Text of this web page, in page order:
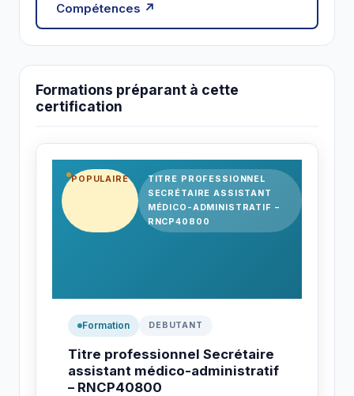
Compétences ↗
Formations préparant à cette
certification
POPULAIRE
TITRE PROFESSIONNEL
SECRÉTAIRE ASSISTANT
MÉDICO-ADMINISTRATIF –
RNCP40800
Formation DEBUTANT
Titre professionnel Secrétaire
assistant médico-administratif
– RNCP40800